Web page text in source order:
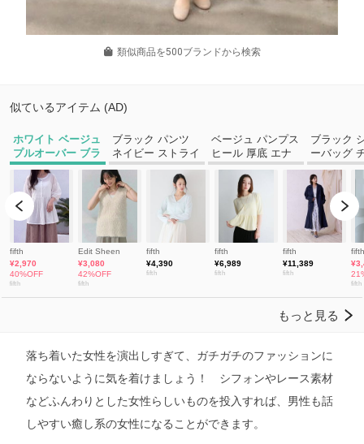
類似商品を500ブランドから検索
落ち着いた女性を演出しすぎて、ガチガチのファッションに
ならないように気を着けましょう！ シフォンやレース素材
などふんわりとした女性らしいものを投入すれば、男性も話
しやすい癒し系の女性になることができます。